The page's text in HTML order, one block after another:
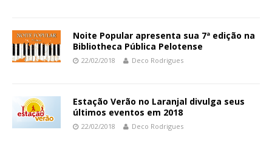
Noite Popular apresenta sua 7ª edição na
Bibliotheca Pública Pelotense
22/02/2018 Deco Rodrigues
Estação Verão no Laranjal divulga seus
últimos eventos em 2018
22/02/2018 Deco Rodrigues